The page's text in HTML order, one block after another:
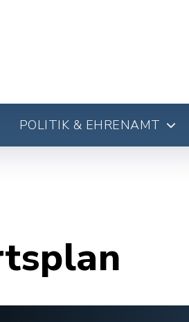
POLITIK & EHRENAMT